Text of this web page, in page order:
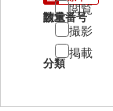
請求番号
分類
数量
閲覧
撮影
掲載